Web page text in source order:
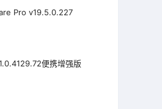
Pro v19.5.0.227
便携增强版